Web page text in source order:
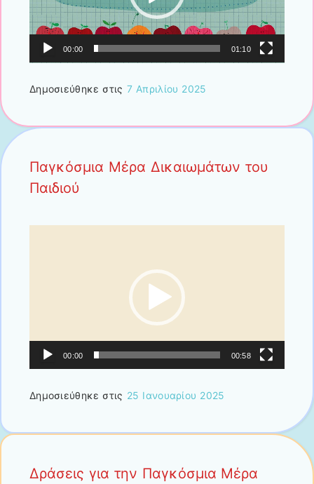
00:00 01:10
Δημοσιεύθηκε στις 7 Απριλίου 2025
Παγκόσμια Μέρα Δικαιωμάτων του
Παιδιού
00:00 00:58
Δημοσιεύθηκε στις 25 Ιανουαρίου 2025
Δράσεις για την Παγκόσμια Μέρα